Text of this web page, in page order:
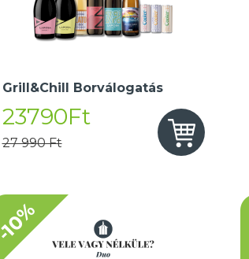
Grill&Chill Borválogatás
23790Ft
27 990 Ft
-10%